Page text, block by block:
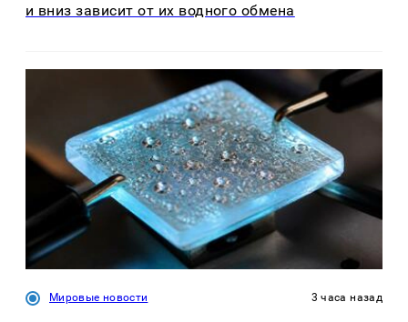
и вниз зависит от их водного обмена
Мировые новости 3 часа назад